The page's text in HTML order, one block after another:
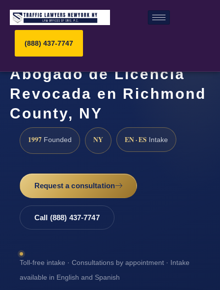
(888) 437-7747
Abogado de Licencia
Revocada en Richmond
County, NY
1997 Founded NY EN · ES Intake
Request a consultation
Call (888) 437-7747
Toll-free intake · Consultations by appointment · Intake
available in English and Spanish